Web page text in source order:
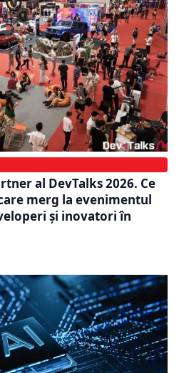
al DevTalks 2026. Ce
merg la evenimentul
și inovatori în